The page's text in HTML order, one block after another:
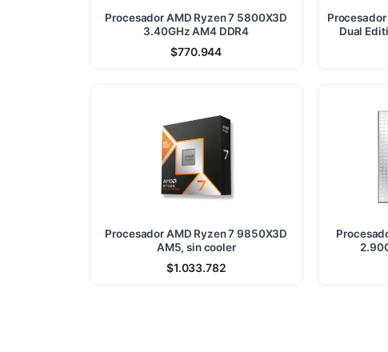
Procesador AMD Ryzen 7 5800X3D
3.40GHz AM4 DDR4
$770.944
Dual
Procesador AMD Ryzen 7 9850X3D
AM5, sin cooler
$1.033.782